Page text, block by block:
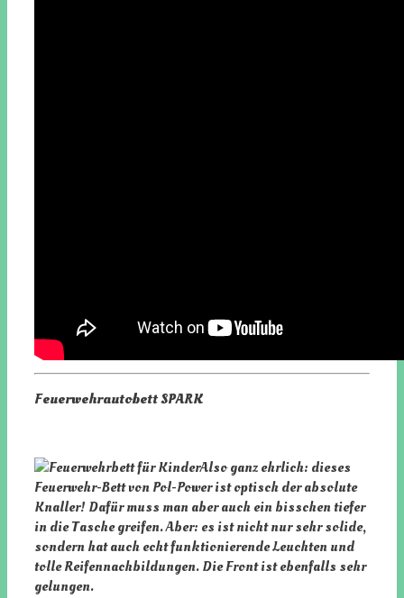
Feuerwehrautobett SPARK
Also ganz ehrlich: dieses
Feuerwehr-Bett von Pol-Power ist optisch der absolute
Knaller! Dafür muss man aber auch ein bisschen tiefer
in die Tasche greifen. Aber: es ist nicht nur sehr solide,
sondern hat auch echt funktionierende Leuchten und
tolle Reifennachbildungen. Die Front ist ebenfalls sehr
gelungen.